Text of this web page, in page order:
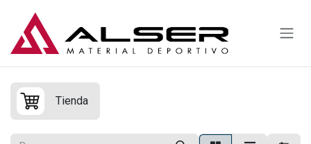
Tienda